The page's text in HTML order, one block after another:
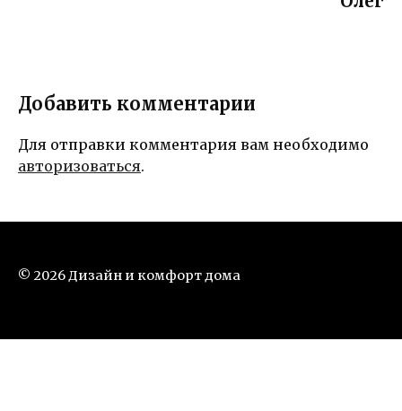
Добавить комментарии
Для отправки комментария вам необходимо
авторизоваться.
© 2026 Дизайн и комфорт дома